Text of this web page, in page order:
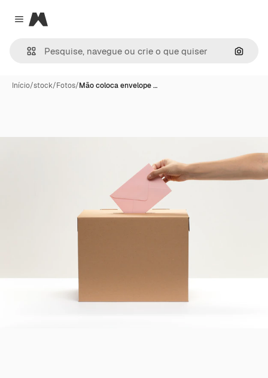
Close menu
Magnific
Início/stock/Fotos/Mão coloca envelope …